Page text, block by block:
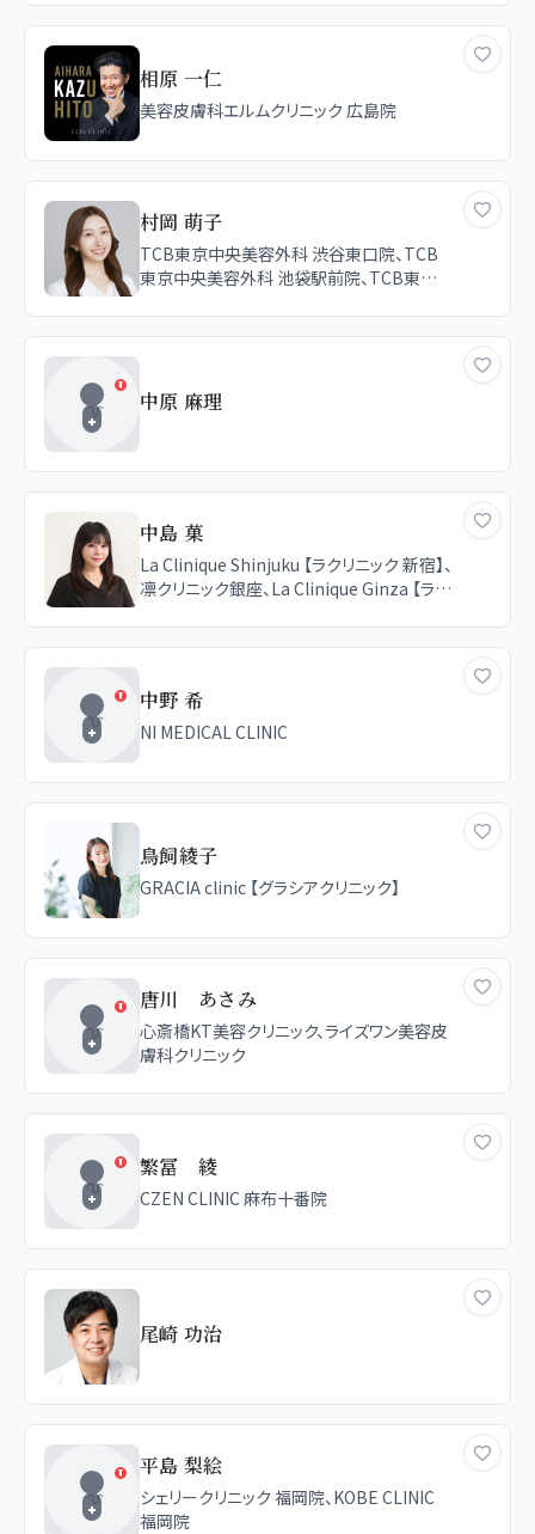
相原 一仁
美容皮膚科エルムクリニック 広島院
村岡 萌子
TCB東京中央美容外科 渋谷東口院、TCB
東京中央美容外科 池袋駅前院、TCB東京
中原 麻理
中島 菓
La Clinique Shinjuku 【ラクリニック 新宿】、
凛クリニック銀座、La Clinique Ginza 【ラク
中野 希
NI MEDICAL CLINIC
鳥飼綾子
GRACIA clinic 【グラシアクリニック】
唐川 あさみ
心斎橋KT美容クリニック、ライズワン美容皮
膚科クリニック
繁冨 綾
CZEN CLINIC 麻布十番院
尾崎 功治
平島 梨絵
シェリークリニック 福岡院、KOBE CLINIC
福岡院